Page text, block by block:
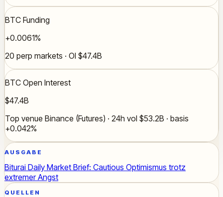
BTC Funding
+0.0061%
20 perp markets · OI $47.4B
BTC Open Interest
$47.4B
Top venue Binance (Futures) · 24h vol $53.2B · basis
+0.042%
AUSGABE
Biturai Daily Market Brief: Cautious Optimismus trotz
extremer Angst
QUELLEN